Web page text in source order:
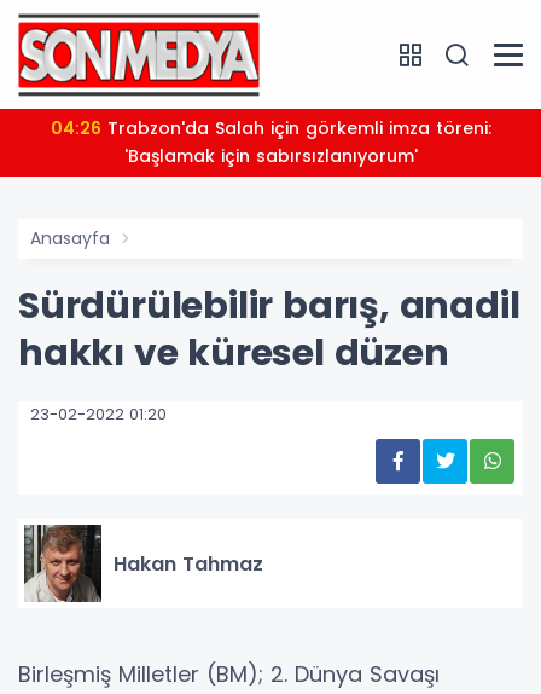
04:26
'Başlamak için sabırsızlanıyorum'
Anasayfa
Sürdürülebilir barış, anadil
hakkı ve küresel düzen
23-02-2022 01:20
Hakan Tahmaz
Birleşmiş Milletler (BM); 2. Dünya Savaşı